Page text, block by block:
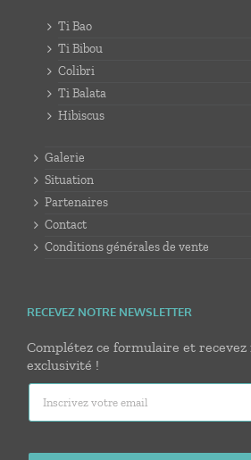
Ti Bao
Ti Bibou
Colibri
Ti Balata
Hibiscus
Galerie
Situation
Partenaires
Contact
Conditions générales de vente
RECEVEZ NOTRE NEWSLETTER
Complétez ce formulaire et recevez
exclusivité !